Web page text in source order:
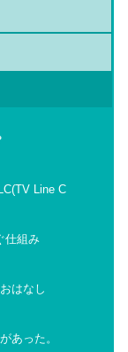
Line C
仕組み
はなし
あった。